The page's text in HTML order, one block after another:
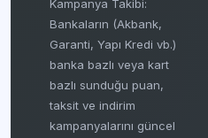
Kampanya Takibi:
Bankaların (Akbank,
Garanti, Yapı Kredi vb.)
banka bazlı veya kart
bazlı sunduğu puan,
taksit ve indirim
kampanyalarını güncel